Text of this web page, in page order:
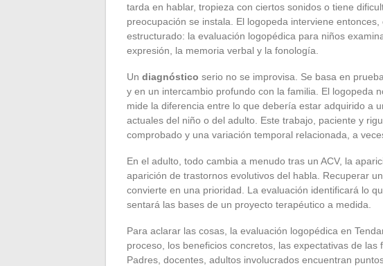
tarda en hablar, tropieza con ciertos sonidos o tiene
preocupación se instala. El logopeda interviene
estructurado: la evaluación logopédica para niños
expresión, la memoria verbal y la fonología.
Un diagnóstico serio no se improvisa. Se basa en
y en un intercambio profundo con la familia. El logopeda
mide la diferencia entre lo que debería estar adquirido a
actuales del niño o del adulto. Este trabajo, paciente y
comprobado y una variación temporal relacionada, a
En el adulto, todo cambia a menudo tras un ACV, la
aparición de trastornos evolutivos del habla. Recuperar
convierte en una prioridad. La evaluación identificará lo
sentará las bases de un proyecto terapéutico a medida.
Para aclarar las cosas, la evaluación logopédica en
proceso, los beneficios concretos, las expectativas de las
Padres, docentes, adultos involucrados encuentran